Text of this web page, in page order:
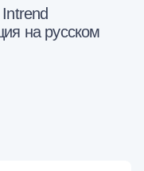
на русском